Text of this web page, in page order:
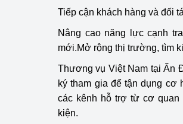
Tiếp cận khách hàng và đối
Nâng cao năng lực cạnh
mới.Mở rộng thị trường, tìm
Thương vụ Việt Nam tại Ấn
ký tham gia để tận dụng cơ
các kênh hỗ trợ từ cơ
kiện.